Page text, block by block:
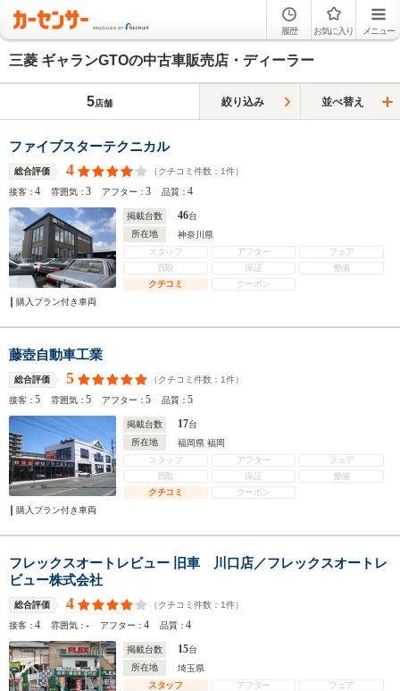
履歴 お気に入り メニュー
三菱 ギャランGTOの中古車販売店・ディーラー
5店舗 絞り込み 並べ替え
ファイブスターテクニカル
総合評価 4 （クチコミ件数： 1件）
接客：4 雰囲気：3 アフター：3 品質：4
掲載台数 46台
所在地
神奈川県
スタッフ
アフター
フェア
買取
保証
整備
クチコミ
クーポン
購入プラン付き車両
藤壺自動車工業
総合評価 5 （クチコミ件数： 1件）
接客：5 雰囲気：5 アフター：5 品質：5
掲載台数 17台
所在地
福岡県 福岡
スタッフ
アフター
フェア
買取
保証
整備
クチコミ
クーポン
購入プラン付き車両
フレックスオートレビュー 旧車 川口店／フレックスオートレ
ビュー株式会社
総合評価 4 （クチコミ件数： 1件）
接客：4 雰囲気：- アフター：4 品質：4
掲載台数 15台
所在地
埼玉県
スタッフ
アフター
フェア